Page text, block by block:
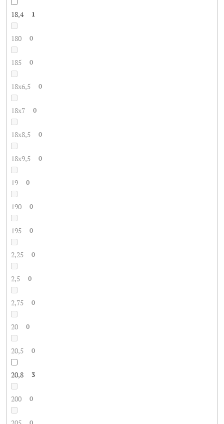
18,4 1
180 0
185 0
18x6,5 0
18x7 0
18x8,5 0
18x9,5 0
19 0
190 0
195 0
2,25 0
2,5 0
2,75 0
20 0
20,5 0
20,8 3
200 0